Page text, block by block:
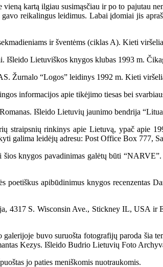
kartą ilgiau susimąsčiau ir po to pajutau
reikalingus leidimus. Labai įdomiai jis
ir šventėms (ciklas A). Kieti
Lietuviškos knygos klubas 1993 m.
Žurnalo “Logos” leidinys 1992 m. Kieti
informacijos apie tikėjimo tiesas bei
Išleido Lietuvių jaunimo bendrija
rinkinys apie Lietuvą, ypač apie
galima leidėjų adresu: Post Office Box 777,
knygos pavadinimas galėtų būti
apibūdinimus knygos recenzentas
4317 S. Wisconsin Ave., Stickney IL, USA
buvo suruošta fotografijų paroda šia
Kezys. Išleido Budrio Lietuvių Foto
jo paties meniškomis nuotraukomis.